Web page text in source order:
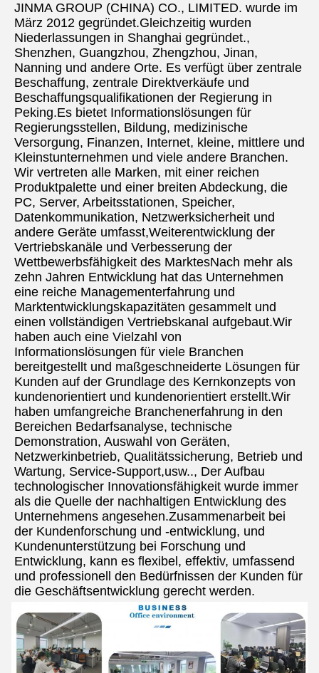
JINMA GROUP (CHINA) CO., LIMITED. wurde im
März 2012 gegründet.Gleichzeitig wurden
Niederlassungen in Shanghai gegründet.,
Shenzhen, Guangzhou, Zhengzhou, Jinan,
Nanning und andere Orte. Es verfügt über zentrale
Beschaffung, zentrale Direktverkäufe und
Beschaffungsqualifikationen der Regierung in
Peking.Es bietet Informationslösungen für
Regierungsstellen, Bildung, medizinische
Versorgung, Finanzen, Internet, kleine, mittlere und
Kleinstunternehmen und viele andere Branchen.
Wir vertreten alle Marken, mit einer reichen
Produktpalette und einer breiten Abdeckung, die
PC, Server, Arbeitsstationen, Speicher,
Datenkommunikation, Netzwerksicherheit und
andere Geräte umfasst,Weiterentwicklung der
Vertriebskanäle und Verbesserung der
Wettbewerbsfähigkeit des MarktesNach mehr als
zehn Jahren Entwicklung hat das Unternehmen
eine reiche Managementerfahrung und
Marktentwicklungskapazitäten gesammelt und
einen vollständigen Vertriebskanal aufgebaut.Wir
haben auch eine Vielzahl von
Informationslösungen für viele Branchen
bereitgestellt und maßgeschneiderte Lösungen für
Kunden auf der Grundlage des Kernkonzepts von
kundenorientiert und kundenorientiert erstellt.Wir
haben umfangreiche Branchenerfahrung in den
Bereichen Bedarfsanalyse, technische
Demonstration, Auswahl von Geräten,
Netzwerkinbetrieb, Qualitätssicherung, Betrieb und
Wartung, Service-Support,usw.., Der Aufbau
technologischer Innovationsfähigkeit wurde immer
als die Quelle der nachhaltigen Entwicklung des
Unternehmens angesehen.Zusammenarbeit bei
der Kundenforschung und -entwicklung, und
Kundenunterstützung bei Forschung und
Entwicklung, kann es flexibel, effektiv, umfassend
und professionell den Bedürfnissen der Kunden für
die Geschäftsentwicklung gerecht werden.